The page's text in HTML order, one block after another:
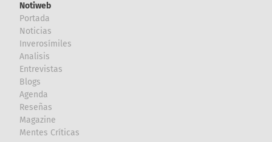
Notiweb
Portada
Noticias
Inverosímiles
Analisis
Entrevistas
Blogs
Agenda
Reseñas
Magazine
Mentes Críticas